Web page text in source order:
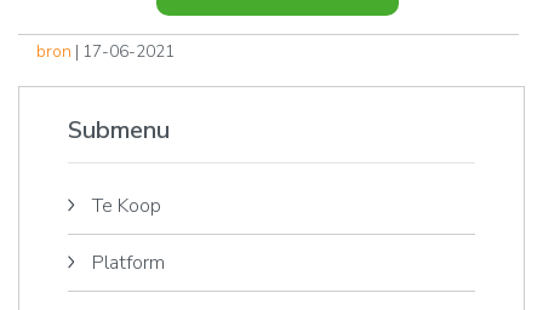
bron | 17-06-2021
Submenu
Te Koop
Platform